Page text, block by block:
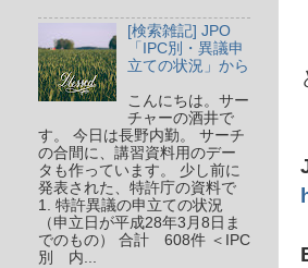
[検索雑記] JPO
「IPC別・異議申
立ての状況」から
こんにちは。サー
チャーの酒井で
す。 今日は長野内勤。 サーチ
の合間に、講習資料用のデー
タも作っています。 少し前に
発表された、特許庁の資料で
1. 特許異議の申立ての状況
（申立日が平成28年3月8日ま
でのもの） 合計 608件 ＜IPC
別 内...